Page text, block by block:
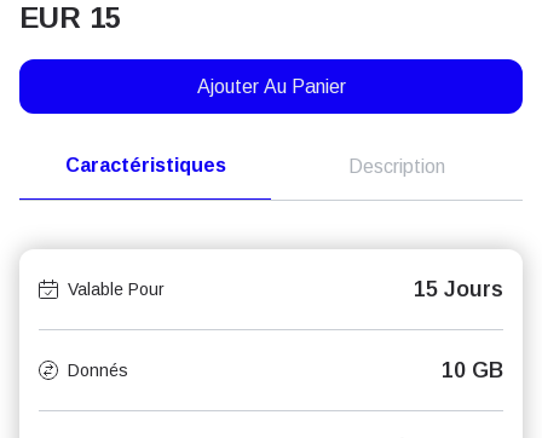
EUR 15
Ajouter Au Panier
Caractéristiques Description
Valable Pour 15 Jours
Donnés 10 GB